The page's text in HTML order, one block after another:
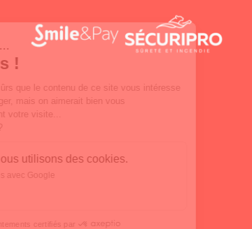
Salut c'est nous...
les Cookies !
de ce site vous intéresse avant de
vous déranger, mais on aimerait bien vous accompagner
votre visite...
Voici pourquoi nous utilisons des cookies.
Partage de données avec Google
Consentements certifiés par